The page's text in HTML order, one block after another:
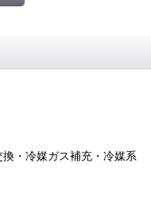
・冷媒ガス補充・冷媒系